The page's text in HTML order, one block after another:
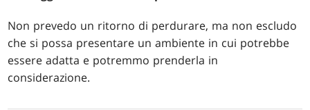
Non prevedo un ritorno di perdurare, ma non escludo
che si possa presentare un ambiente in cui potrebbe
essere adatta e potremmo prenderla in
considerazione.